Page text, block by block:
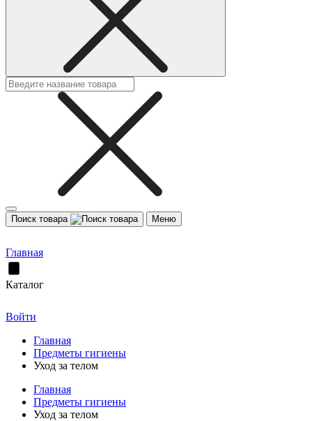
Поиск товара Меню
Главная
Каталог
Войти
Главная
Предметы гигиены
Уход за телом
Главная
Предметы гигиены
Уход за телом